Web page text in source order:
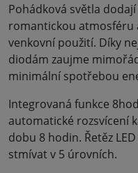
Pohádková světla
romantickou atmosféru
venkovní použití. Díky
diodám zaujme
minimální spotřebou
Integrovaná funkce
automatické rozsvícení
dobu 8 hodin. Řetěz
stmívat v 5 úrovních.